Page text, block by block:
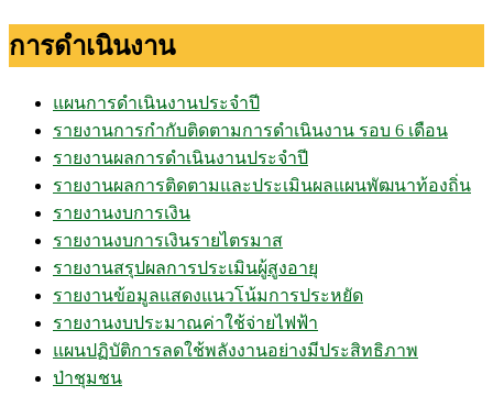
การดำเนินงาน
แผนการดำเนินงานประจำปี
รายงานการกำกับติดตามการดำเนินงาน รอบ 6 เดือน
รายงานผลการดำเนินงานประจำปี
รายงานผลการติดตามและประเมินผลแผนพัฒนาท้องถิ่น
รายงานงบการเงิน
รายงานงบการเงินรายไตรมาส
รายงานสรุปผลการประเมินผู้สูงอายุ
รายงานข้อมูลแสดงแนวโน้มการประหยัด
รายงานงบประมาณค่าใช้จ่ายไฟฟ้า
แผนปฏิบัติการลดใช้พลังงานอย่างมีประสิทธิภาพ
ป่าชุมชน